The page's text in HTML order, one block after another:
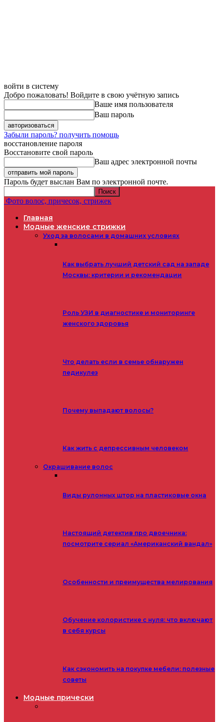
войти в систему
Добро пожаловать! Войдите в свою учётную запись
Ваше имя пользователя
Ваш пароль
Забыли пароль? получить помощь
восстановление пароля
Восстановите свой пароль
Ваш адрес электронной почты
Пароль будет выслан Вам по электронной почте.
Фото волос, причесок, стрижек
Главная
Модные женские стрижки
Уход за волосами в домашних условиях
Как выбрать лучший детский сад на западе
Москвы: критерии и рекомендации
Роль УЗИ в диагностике и мониторинге
женского здоровья
Что делать если в семье обнаружен
педикулез
Почему выпадают волосы?
Как жить с депрессивным человеком
Окрашивание волос
Виды рулонных штор на пластиковые окна
Настоящий детектив про двоечника:
посмотрите сериал «Американский вандал»
Особенности и преимущества мелирования
Обучение колористике с нуля: что включают
в себя курсы
Как сэкономить на покупке мебели: полезные
советы
Модные прически